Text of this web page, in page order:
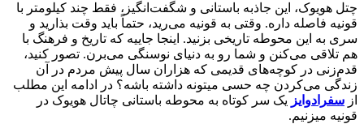
چتل هویوک، این جاذبه باستانی و شگفت‌انگیز، فقط چند کیلومتر با
قونیه فاصله داره. وقتی به قونیه می‌رید، حتماً باید وقت بذارید و
سری به این محوطه تاریخی بزنید. اینجا جاییه که تاریخ و فرهنگ با
هم تلاقی می‌کنن و شما رو به دنیای نوسنگی می‌برن. تصور کنید،
قدم‌زنی در کوچه‌های قدیمی که هزاران سال پیش مردم در آن
زندگی می‌کردن چه حسی میتونه داشته باشه؟ در ادامه این مطلب
از سفرادوایز یک سر کوتاه به محوطه باستانی چاتال هویوک در
قونیه میزنیم.